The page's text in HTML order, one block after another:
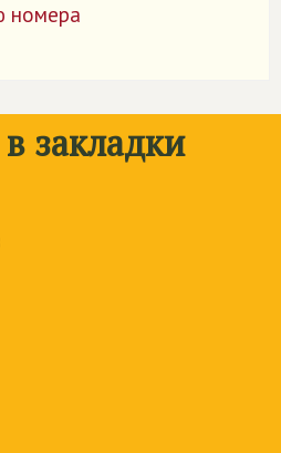
номера
закладки